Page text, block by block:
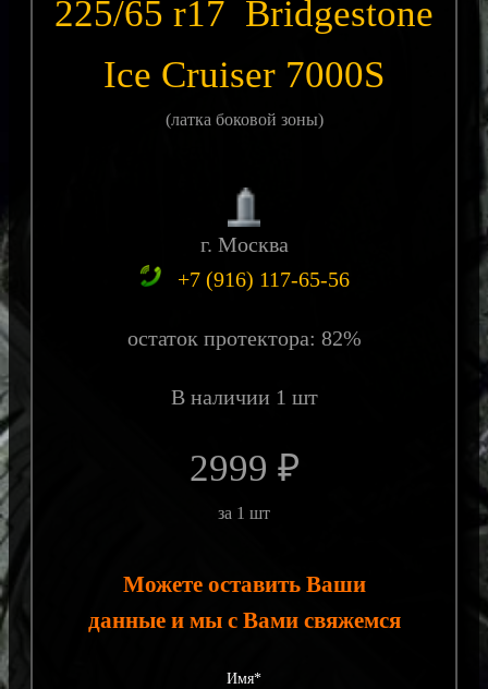
225/65 r17 Bridgestone
Ice Cruiser 7000S
(латка боковой зоны)
г. Москва
+7 (916) 117-65-56
остаток протектора: 82%
В наличии 1 шт
2999 ₽
за 1 шт
Можете оставить Ваши
данные и мы с Вами свяжемся
Имя*